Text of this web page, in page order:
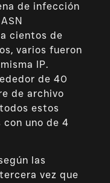
de infección
cientos de
varios fueron
IP.
de 40
de archivo
estos
uno de 4
las
vez que